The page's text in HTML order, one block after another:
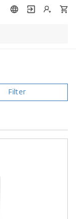
Filter